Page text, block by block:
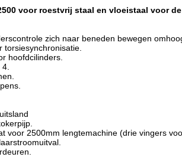
voor roestvrij staal en vloeistaal voor
zich naar beneden bewegen
torsiesynchronisatie.
hoofdcilinders.
voor 2500mm lengtemachine (drie vingers